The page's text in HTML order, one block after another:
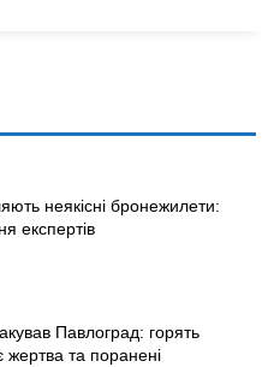
неякісні бронежилети:
експертів
Павлоград: горять
жертва та поранені